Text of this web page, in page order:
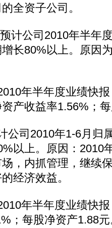
全资子公司。
公司2010年半年
长80%以上。原因
年半年度业绩快报
产收益率1.56%；
司2010年1-6月归
以上。原因：2010
，内抓管理，继续
经济效益。
年半年度业绩快报
；每股净资产1.88